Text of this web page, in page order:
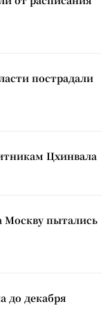
пострадали
Цхинвала
Москву пытались
до декабря